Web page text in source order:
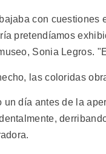
con cuestiones
pretendíamos
Sonia Legros.
las coloridas
un día antes de la